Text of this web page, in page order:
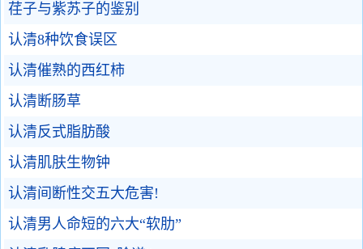
荏子与紫苏子的鉴别
认清8种饮食误区
认清催熟的西红柿
认清断肠草
认清反式脂肪酸
认清肌肤生物钟
认清间断性交五大危害!
认清男人命短的六大“软肋”